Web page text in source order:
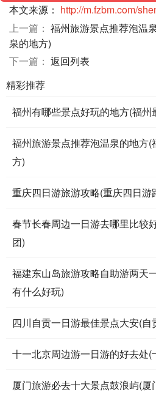
本文来源： http://m.fzbm.com/
上一篇： 福州旅游景点推荐泡温
泉的地方)
下一篇： 返回列表
精彩推荐
福州有哪些景点好玩的地方(福州
福州旅游景点推荐泡温泉的地方
方)
重庆四日游旅游攻略(重庆四日游
春节长春周边一日游去哪里比较
团)
福建东山岛旅游攻略自助游两天
有什么好玩)
四川自贡一日游最佳景点大安(
十一北京周边游一日游的好去处(
厦门旅游必去十大景点鼓浪屿(